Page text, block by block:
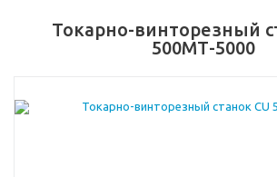
Токарно-винторезный
500МТ-5000